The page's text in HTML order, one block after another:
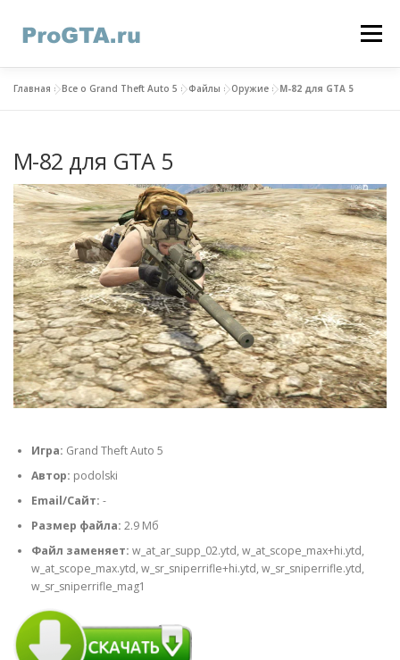
содержимому
Меню
Главная »Все о Grand Theft Auto 5 »Файлы »Оружие »M-82 для GTA 5
M-82 для GTA 5
Игра: Grand Theft Auto 5
Автор: podolski
Email/Сайт: -
Размер файла: 2.9 Мб
Файл заменяет: w_at_ar_supp_02.ytd, w_at_scope_max+hi.ytd,
w_at_scope_max.ytd, w_sr_sniperrifle+hi.ytd, w_sr_sniperrifle.ytd,
w_sr_sniperrifle_mag1